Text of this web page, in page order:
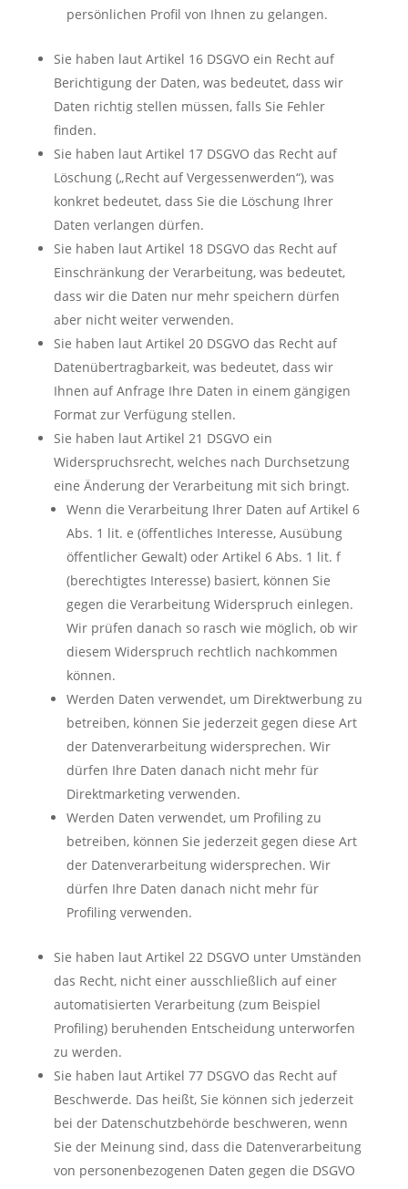
persönlichen Profil von Ihnen zu gelangen.
Sie haben laut Artikel 16 DSGVO ein Recht auf
Berichtigung der Daten, was bedeutet, dass wir
Daten richtig stellen müssen, falls Sie Fehler
finden.
Sie haben laut Artikel 17 DSGVO das Recht auf
Löschung („Recht auf Vergessenwerden“), was
konkret bedeutet, dass Sie die Löschung Ihrer
Daten verlangen dürfen.
Sie haben laut Artikel 18 DSGVO das Recht auf
Einschränkung der Verarbeitung, was bedeutet,
dass wir die Daten nur mehr speichern dürfen
aber nicht weiter verwenden.
Sie haben laut Artikel 20 DSGVO das Recht auf
Datenübertragbarkeit, was bedeutet, dass wir
Ihnen auf Anfrage Ihre Daten in einem gängigen
Format zur Verfügung stellen.
Sie haben laut Artikel 21 DSGVO ein
Widerspruchsrecht, welches nach Durchsetzung
eine Änderung der Verarbeitung mit sich bringt.
Wenn die Verarbeitung Ihrer Daten auf Artikel 6
Abs. 1 lit. e (öffentliches Interesse, Ausübung
öffentlicher Gewalt) oder Artikel 6 Abs. 1 lit. f
(berechtigtes Interesse) basiert, können Sie
gegen die Verarbeitung Widerspruch einlegen.
Wir prüfen danach so rasch wie möglich, ob wir
diesem Widerspruch rechtlich nachkommen
können.
Werden Daten verwendet, um Direktwerbung zu
betreiben, können Sie jederzeit gegen diese Art
der Datenverarbeitung widersprechen. Wir
dürfen Ihre Daten danach nicht mehr für
Direktmarketing verwenden.
Werden Daten verwendet, um Profiling zu
betreiben, können Sie jederzeit gegen diese Art
der Datenverarbeitung widersprechen. Wir
dürfen Ihre Daten danach nicht mehr für
Profiling verwenden.
Sie haben laut Artikel 22 DSGVO unter Umständen
das Recht, nicht einer ausschließlich auf einer
automatisierten Verarbeitung (zum Beispiel
Profiling) beruhenden Entscheidung unterworfen
zu werden.
Sie haben laut Artikel 77 DSGVO das Recht auf
Beschwerde. Das heißt, Sie können sich jederzeit
bei der Datenschutzbehörde beschweren, wenn
Sie der Meinung sind, dass die Datenverarbeitung
von personenbezogenen Daten gegen die DSGVO